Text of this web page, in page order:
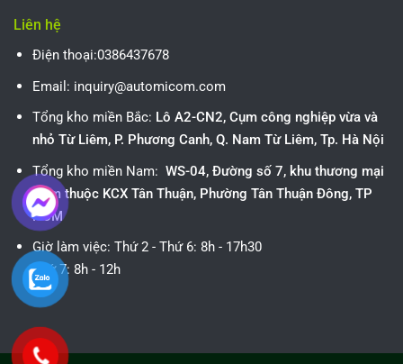
Liên hệ
Điện thoại:0386437678
Email: inquiry@automicom.com
Tổng kho miền Bắc: Lô A2-CN2, Cụm công nghiệp vừa và
nhỏ Từ Liêm, P. Phương Canh, Q. Nam Từ Liêm, Tp. Hà Nội
Tổng kho miền Nam: WS-04, Đường số 7, khu thương mại
Nam thuộc KCX Tân Thuận, Phường Tân Thuận Đông, TP
HCM
Giờ làm việc: Thứ 2 - Thứ 6: 8h - 17h30
Thứ 7: 8h - 12h